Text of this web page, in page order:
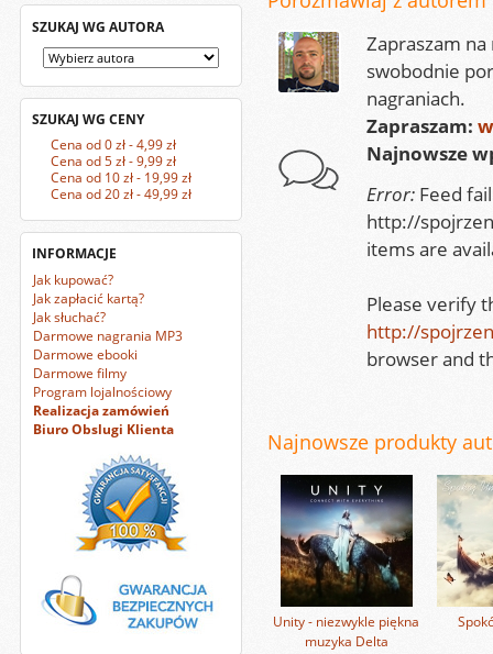
SZUKAJ WG AUTORA
SZUKAJ WG CENY
Cena od 0 zł - 4,99 zł
Cena od 5 zł - 9,99 zł
Cena od 10 zł - 19,99 zł
Cena od 20 zł - 49,99 zł
INFORMACJE
Jak kupować?
Jak zapłacić kartą?
Jak słuchać?
Darmowe nagrania MP3
Darmowe ebooki
Darmowe filmy
Program lojalnościowy
Realizacja zamówień
Biuro Obslugi Klienta
Zapraszam
swobodnie
nagraniach.
Zapraszam:
Najnowsze
Error: Feed
http://
items are
Please verify
http://
browser and
Najnowsze produkty
Unity - niezwykle piękna
muzyka Delta